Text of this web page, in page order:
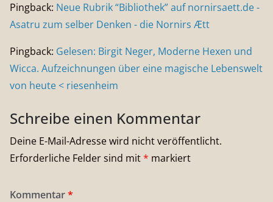
Pingback: Neue Rubrik “Bibliothek” auf nornirsaett.de -
Asatru zum selber Denken - die Nornirs Ætt
Pingback: Gelesen: Birgit Neger, Moderne Hexen und
Wicca. Aufzeichnungen über eine magische Lebenswelt
von heute < riesenheim
Schreibe einen Kommentar
Deine E-Mail-Adresse wird nicht veröffentlicht.
Erforderliche Felder sind mit* markiert
Kommentar*